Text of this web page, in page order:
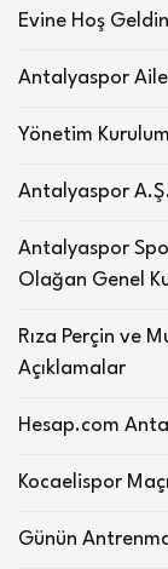
Evine Hoş
Antalyaspor
Yönetim
Antalyaspor
Antalyaspor
Olağan Genel
Rıza Perçin ve
Açıklamalar
Hesap.com
Kocaelispor
Günün